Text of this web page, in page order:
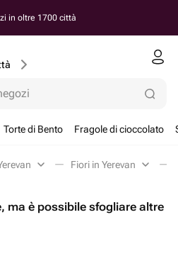
in oltre 1700 città
Torte di Bento Fragole di cioccolato
Fiori in Yerevan
ma è possibile sfogliare altre